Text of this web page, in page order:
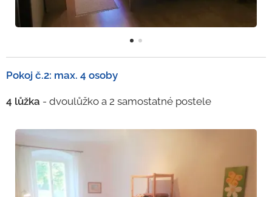
Pokoj č.2: max. 4 osoby
4 lůžka - dvoulůžko a 2 samostatné postele